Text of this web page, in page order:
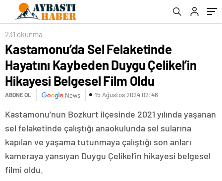
Belgesel Film Oldu
231 okunma
Kastamonu’da Sel Felaketinde
Hayatını Kaybeden Duygu Çelikel’in
Hikayesi Belgesel Film Oldu
ABONE OL News 15 Ağustos 2024 02:46
Kastamonu’nun Bozkurt ilçesinde 2021 yılında yaşanan
sel felaketinde çalıştığı anaokulunda sel sularına
kapılan ve yaşama tutunmaya çalıştığı son anları
kameraya yansıyan Duygu Çelikel’in hikayesi belgesel
filmi oldu.